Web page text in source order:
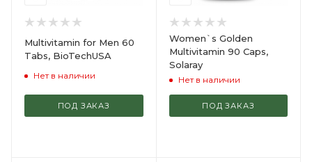
Multivitamin for Men 60
Tabs, BioTechUSA
Нет в наличии
ПОД ЗАКАЗ
Women`s Golden
Multivitamin 90 Caps,
Solaray
Нет в наличии
ПОД ЗАКАЗ